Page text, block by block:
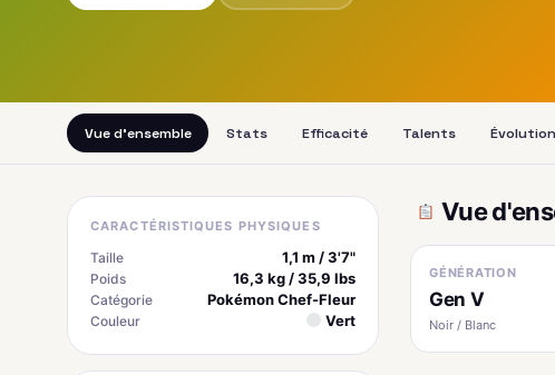
Vue d'ensemble Stats Efficacité Talents
CARACTÉRISTIQUES PHYSIQUES
Taille 1,1 m / 3'7"
Poids 16,3 kg / 35,9 lbs
Catégorie Pokémon Chef-Fleur
Couleur Vert
Vue
GÉNÉRATION
Gen V
Noir / Blanc